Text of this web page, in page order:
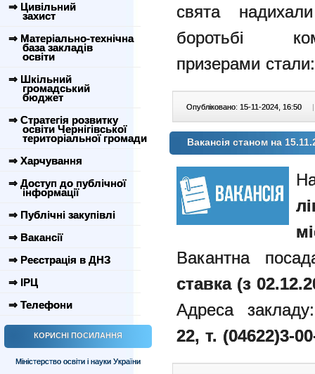
⇒ Цивільний
захист
⇒ Матеріально-технічна
база закладів
освіти
⇒ Шкільний
громадський
бюджет
⇒ Стратегія розвитку
освіти Чернігівської
територіальної громади
⇒ Харчування
⇒ Доступ до публічної
інформації
⇒ Публічні закупівлі
⇒ Вакансії
⇒ Реєстрація в ДНЗ
⇒ ІРЦ
⇒ Телефони
КОРИСНІ ПОСИЛАННЯ
Міністерство освіти і науки України
свята
боротьбі
призерами стали:
Опубліковано: 15-11-2024, 16:50 |
Вакансія станом на
Вакантна
ставка (з
Адреса закладу:
22, т. (04622)3-